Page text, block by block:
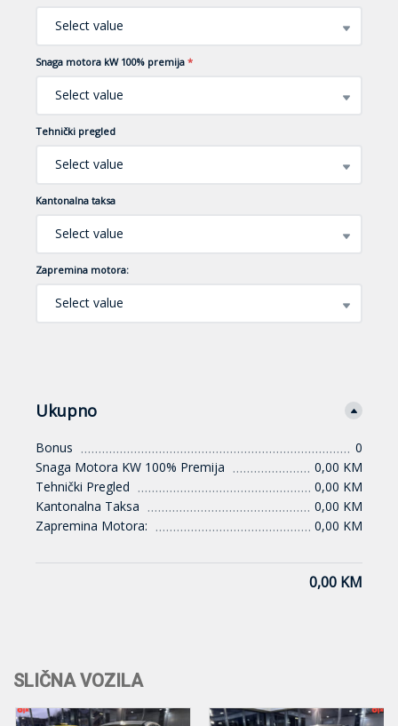
Select value
Snaga motora kW 100% premija *
Select value
Tehnički pregled
Select value
Kantonalna taksa
Select value
Zapremina motora:
Select value
Ukupno
Bonus
0
Snaga Motora KW 100% Premija
0,00 KM
Tehnički Pregled
0,00 KM
Kantonalna Taksa
0,00 KM
Zapremina Motora:
0,00 KM
0,00 KM
SLIČNA VOZILA